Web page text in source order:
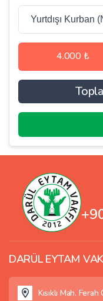
4.000 ₺
DARÜL EYTAM
Kısıklı Mah.